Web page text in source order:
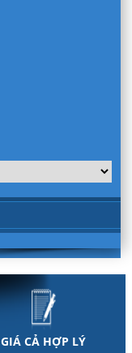
GIÁ CẢ HỢP LÝ